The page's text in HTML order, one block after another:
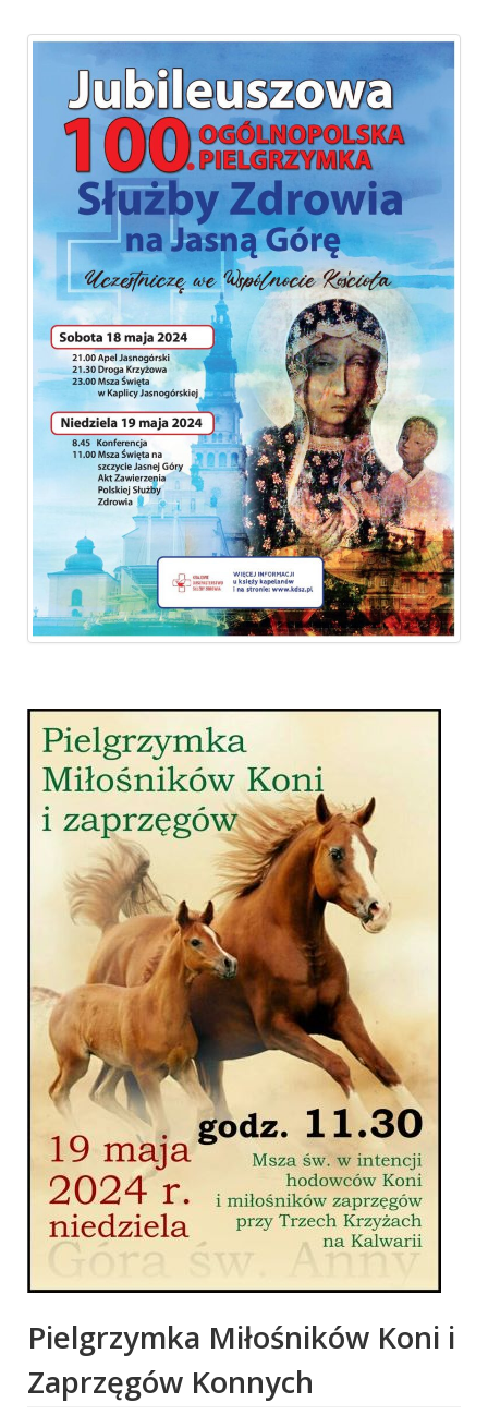
Pielgrzymka Miłośników Koni i
Zaprzęgów Konnych